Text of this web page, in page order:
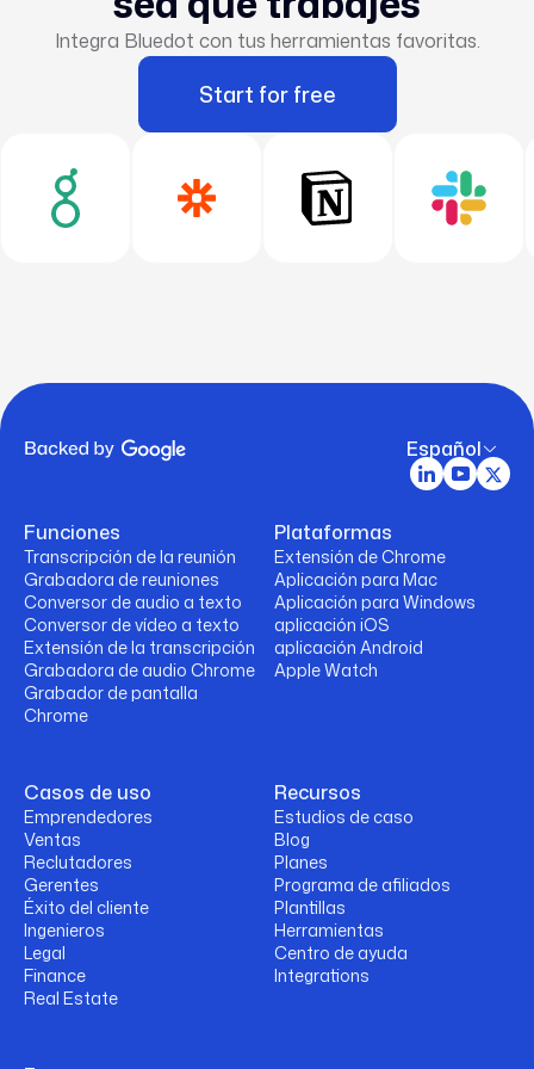
Integra Bluedot con tus herramientas favoritas.
Start for free
Español
Funciones
Transcripción de la reunión
Grabadora de reuniones
Conversor de audio a texto
Conversor de vídeo a texto
Extensión de la transcripción
Grabadora de audio Chrome
Grabador de pantalla
Chrome
Plataformas
Extensión de Chrome
Aplicación para Mac
Aplicación para Windows
aplicación iOS
aplicación Android
Apple Watch
Casos de uso
Emprendedores
Ventas
Reclutadores
Gerentes
Éxito del cliente
Ingenieros
Legal
Finance
Real Estate
Recursos
Estudios de caso
Blog
Planes
Programa de afiliados
Plantillas
Herramientas
Centro de ayuda
Integrations